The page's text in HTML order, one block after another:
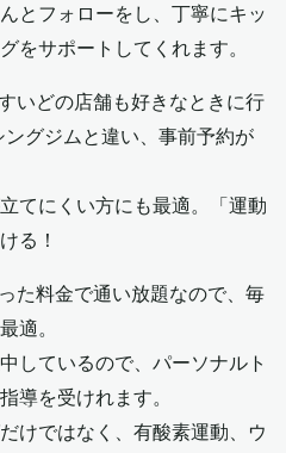
とフォローをし、丁寧にキッ
をサポートしてくれます。
いどの店舗も好きなときに行
グジムと違い、事前予約が
てにくい方にも最適。「運動
る！
た料金で通い放題なので、毎
適。
しているので、パーソナルト
導を受けれます。
けではなく、有酸素運動、ウ